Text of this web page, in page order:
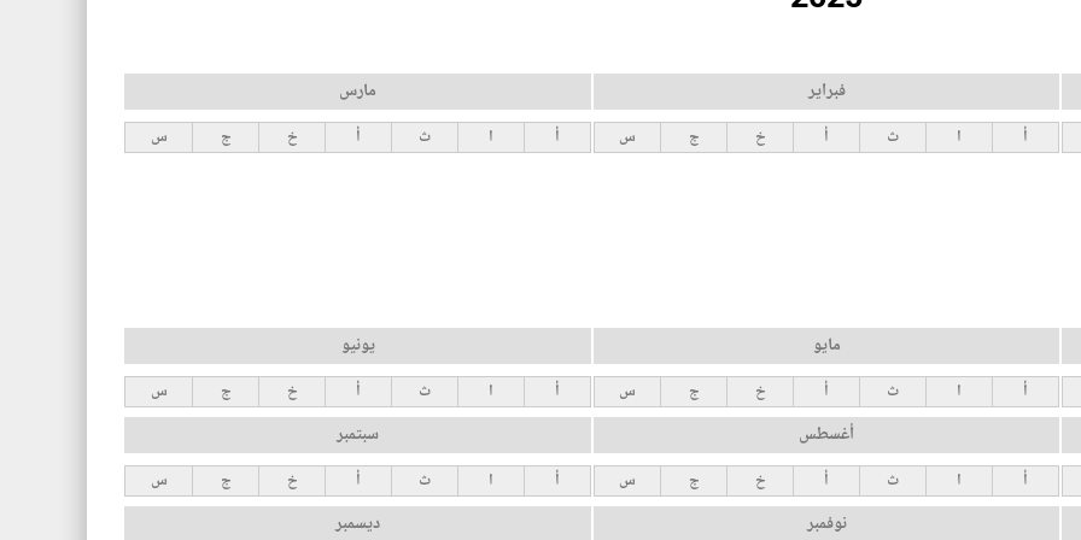
فبراير
أ ا ث أ خ ج س
مارس
أ ا ث أ خ ج س
مايو
أ ا ث أ خ ج س
يونيو
أ ا ث أ خ ج س
أغسطس
أ ا ث أ خ ج س
سبتمبر
أ ا ث أ خ ج س
نوفمبر ديسمبر